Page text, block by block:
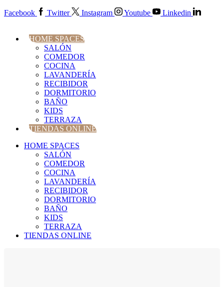
Facebook Twitter Instagram Youtube Linkedin
HOME SPACES
SALÓN
COMEDOR
COCINA
LAVANDERÍA
RECIBIDOR
DORMITORIO
BAÑO
KIDS
TERRAZA
TIENDAS ONLINE
HOME SPACES
SALÓN
COMEDOR
COCINA
LAVANDERÍA
RECIBIDOR
DORMITORIO
BAÑO
KIDS
TERRAZA
TIENDAS ONLINE